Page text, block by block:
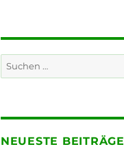
Suchen
nach:
NEUESTE BEITRÄGE